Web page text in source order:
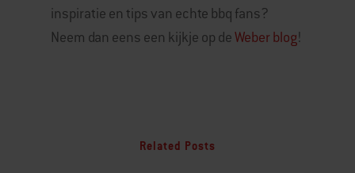
inspiratie en tips van echte bbq fans?
Neem dan eens een kijkje op deWeber blog!
Related Posts